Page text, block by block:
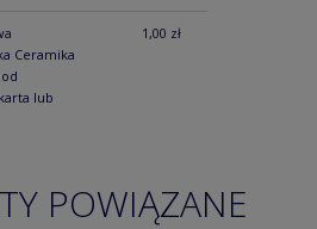
Ceramika
lub
1,00 zł
POWIĄZANE